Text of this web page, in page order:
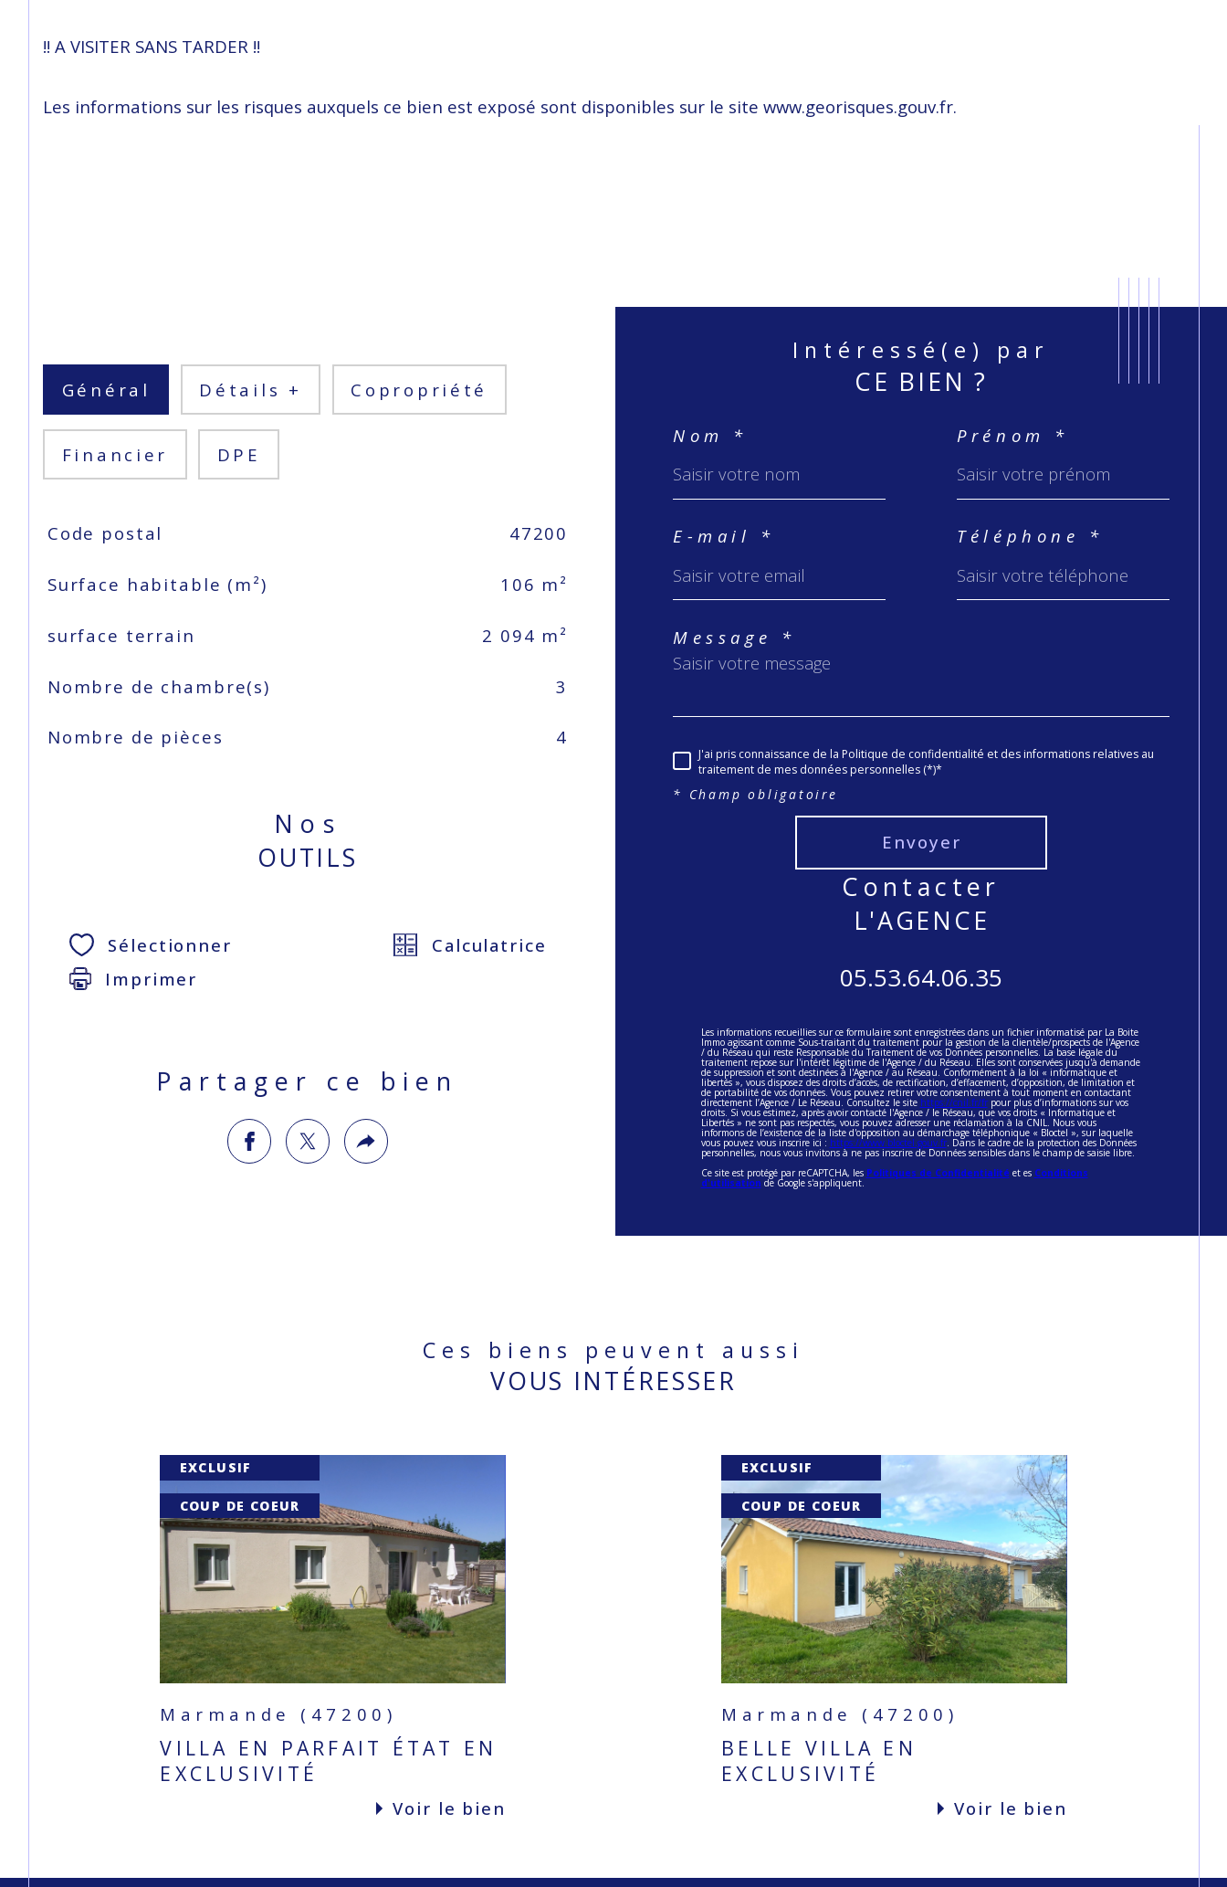
!! A VISITER SANS TARDER !!
Les informations sur les risques auxquels ce bien est exposé sont disponibles sur le site www.georisques.gouv.fr.
Général Détails + Copropriété
Financier DPE
TRAD_SIROCCO_Caracteristique
Code postal 47200
Surface habitable (m²) 106 m²
surface terrain 2 094 m²
Nombre de chambre(s) 3
Nombre de pièces 4
Nos
OUTILS
Sélectionner
Calculatrice
Imprimer
Partager ce bien
Intéressé(e) par
CE BIEN ?
Nom * Prénom *
E-mail * Téléphone *
Message *
J'ai pris connaissance de la Politique de confidentialité et des informations relatives au
traitement de mes données personnelles (*)*
* Champ obligatoire
Envoyer
contacter
L'AGENCE
05.53.64.06.35
Les informations recueillies sur ce formulaire sont enregistrées dans un fichier informatisé par La Boite
Immo agissant comme Sous-traitant du traitement pour la gestion de la clientèle/prospects de l'Agence
/ du Réseau qui reste Responsable du Traitement de vos Données personnelles. La base légale du
traitement repose sur l'intérêt légitime de l'Agence / du Réseau. Elles sont conservées jusqu'à demande
de suppression et sont destinées à l'Agence / au Réseau. Conformément à la loi « informatique et
libertés », vous disposez des droits d’accès, de rectification, d’effacement, d’opposition, de limitation et
de portabilité de vos données. Vous pouvez retirer votre consentement à tout moment en contactant
directement l’Agence / Le Réseau. Consultez le site https://cnil.fr/frpour plus d’informations sur vos
droits. Si vous estimez, après avoir contacté l'Agence / le Réseau, que vos droits « Informatique et
Libertés » ne sont pas respectés, vous pouvez adresser une réclamation à la CNIL. Nous vous
informons de l’existence de la liste d'opposition au démarchage téléphonique « Bloctel », sur laquelle
vous pouvez vous inscrire ici : https://www.bloctel.gouv.fr. Dans le cadre de la protection des Données
personnelles, nous vous invitons à ne pas inscrire de Données sensibles dans le champ de saisie libre.
Ce site est protégé par reCAPTCHA, les Politiques de Confidentialité et es Conditions
d'utilisation de Google s'appliquent.
Ces biens peuvent aussi
VOUS INTÉRESSER
EXCLUSIF
COUP DE COEUR
Marmande (47200)
VILLA EN PARFAIT ÉTAT EN
EXCLUSIVITÉ
voir le bien
EXCLUSIF
COUP DE COEUR
Marmande (47200)
BELLE VILLA EN
EXCLUSIVITÉ
voir le bien